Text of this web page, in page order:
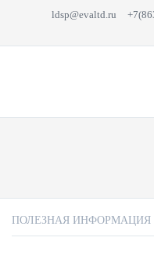
ldsp@evaltd.ru
ПОЛЕЗНАЯ ИНФОРМАЦИЯ